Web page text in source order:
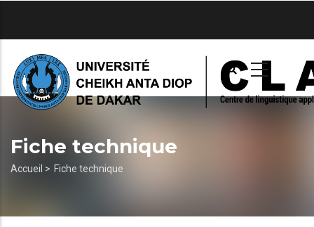
principal
Fiche technique
Fil
Accueil > Fiche technique